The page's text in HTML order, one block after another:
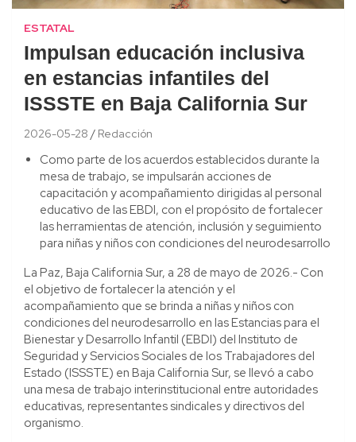
ESTATAL
Impulsan educación inclusiva
en estancias infantiles del
ISSSTE en Baja California Sur
2026-05-28 Redacción
Como parte de los acuerdos establecidos durante la
mesa de trabajo, se impulsarán acciones de
capacitación y acompañamiento dirigidas al personal
educativo de las EBDI, con el propósito de fortalecer
las herramientas de atención, inclusión y seguimiento
para niñas y niños con condiciones del neurodesarrollo
La Paz, Baja California Sur, a 28 de mayo de 2026.- Con
el objetivo de fortalecer la atención y el
acompañamiento que se brinda a niñas y niños con
condiciones del neurodesarrollo en las Estancias para el
Bienestar y Desarrollo Infantil (EBDI) del Instituto de
Seguridad y Servicios Sociales de los Trabajadores del
Estado (ISSSTE) en Baja California Sur, se llevó a cabo
una mesa de trabajo interinstitucional entre autoridades
educativas, representantes sindicales y directivos del
organismo.